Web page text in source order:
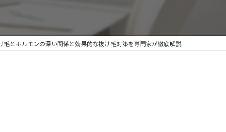
毛とホルモンの深い関係と効果的な抜け毛対策を専門家が徹底解説